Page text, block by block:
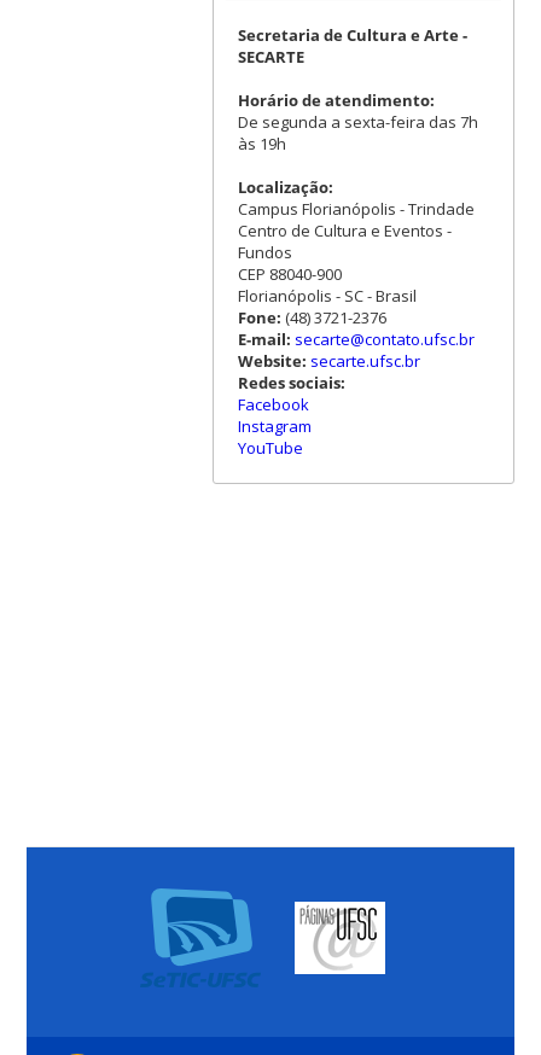
Secretaria de Cultura e Arte -
SECARTE
Horário de atendimento:
De segunda a sexta-feira das 7h
às 19h
Localização:
Campus Florianópolis - Trindade
Centro de Cultura e Eventos -
Fundos
CEP 88040-900
Florianópolis - SC - Brasil
Fone: (48) 3721-2376
E-mail: secarte@contato.ufsc.br
Website: secarte.ufsc.br
Redes sociais:
Facebook
Instagram
YouTube